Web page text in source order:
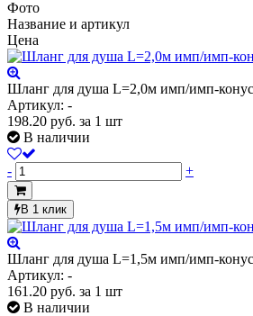
Фото
Название и артикул
Цена
Шланг для душа L=2,0м имп/имп-конус
Артикул: -
198.20 руб. за 1 шт
В наличии
- +
В 1 клик
Шланг для душа L=1,5м имп/имп-конус
Артикул: -
161.20 руб. за 1 шт
В наличии